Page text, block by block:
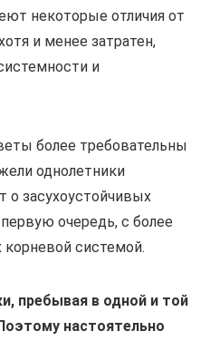
некоторые отличия от
и менее затратен,
и
более требовательны
однолетники
о засухоустойчивых
очередь, с более
корневой системой.
пребывая в одной и той
настоятельно